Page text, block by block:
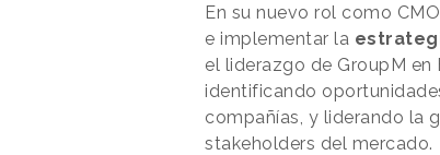
En su nuevo rol como
e implementar la
el liderazgo de GroupM
identificando
compañías, y liderando la
stakeholders del mercado.